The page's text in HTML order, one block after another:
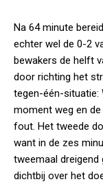
Na 64 minute
echter wel de 0-2
bewakers de helft
door richting het
tegen-één-situatie:
moment weg en
fout. Het tweede
want in de zes
tweemaal dreigend
dichtbij over het